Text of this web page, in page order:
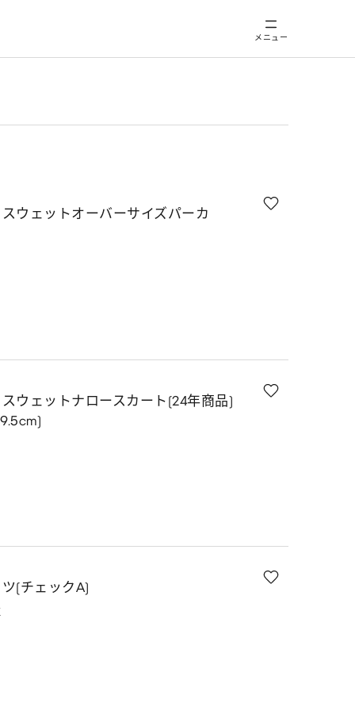
メニュー
ウェットオーバーサイズパーカ
ウェットナロースカート(24年商品)
(チェックA)